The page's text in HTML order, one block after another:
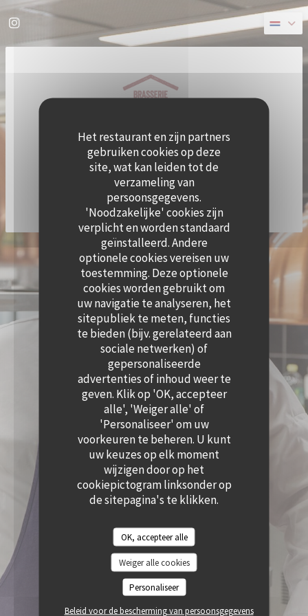
Cookies beheer paneel
Het restaurant en zijn partners
gebruiken cookies op deze
site, wat kan leiden tot de
verzameling van
persoonsgegevens.
'Noodzakelijke' cookies zijn
verplicht en worden standaard
geïnstalleerd. Andere
optionele cookies vereisen uw
toestemming. Deze optionele
cookies worden gebruikt om
uw navigatie te analyseren, het
sitepubliek te meten, functies
te bieden (bijv. gerelateerd aan
sociale netwerken) of
gepersonaliseerde
advertenties of inhoud weer te
geven. Klik op 'OK, accepteer
alle', 'Weiger alle' of
'Personaliseer' om uw
voorkeuren te beheren. U kunt
uw keuzes op elk moment
wijzigen door op het
cookiepictogram linksonder op
de sitepagina's te klikken.
OK, accepteer alle
Weiger alle cookies
Personaliseer
Beleid voor de bescherming van persoonsgegevens
Instagram ((opent in een nieuw venster))
© 2026 QUAI OUEST — RESTAURANT WEBSITE GECREËERD DOOR ZENCHEF
DISCLAIMER
((OPENT IN EEN NIEUW VENSTER))
GEBRUIKSVOORWAARDEN
((OPENT IN EEN NIEUW VENSTER))
BELEID BESCHERMING PERSOONSGEGEVENS
((OPENT IN EEN NIEUW VENSTER))
COOKIES BELEID
TOEGANKELIJKHEID
((OPENT IN EEN NIEUW VENSTER))